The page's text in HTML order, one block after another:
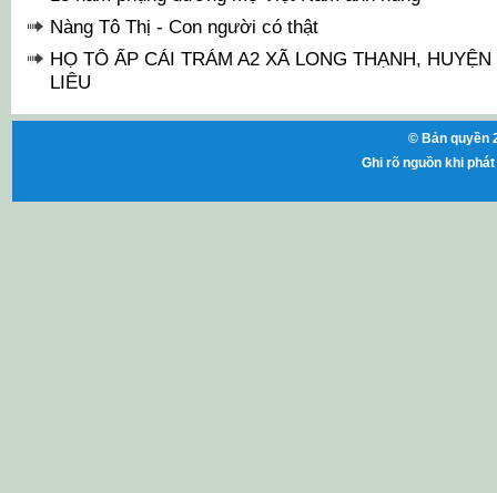
Nàng Tô Thị - Con người có thật
HỌ TÔ ẤP CÁI TRÁM A2 XÃ LONG THẠNH,
LIÊU
© Bản quyền
Ghi rõ nguồn khi